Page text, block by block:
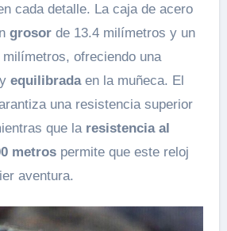
cada detalle. La caja de acero
grosorde 13.4 milímetros y un
ofreciendo una
equilibradaen la muñeca. El
una resistencia superior
que la resistencia al
metrospermite que este reloj
aventura.